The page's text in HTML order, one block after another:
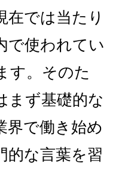
在では当たり
で使われてい
す。そのた
まず基礎的な
界で働き始め
的な言葉を習